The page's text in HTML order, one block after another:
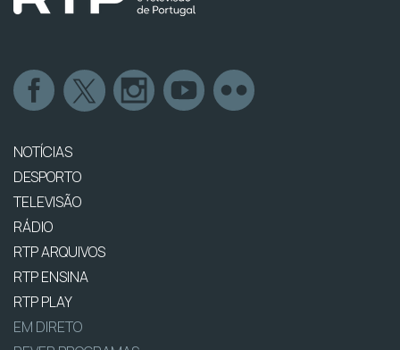
NOTÍCIAS
DESPORTO
TELEVISÃO
RÁDIO
RTP ARQUIVOS
RTP ENSINA
RTP PLAY
EM DIRETO